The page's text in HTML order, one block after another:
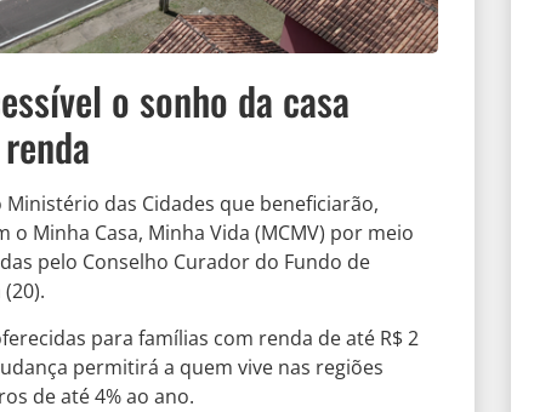
o sonho da casa
das Cidades que beneficiarão,
Minha Casa, Minha Vida (MCMV) por meio
pelo Conselho Curador do Fundo de
para famílias com renda de até R$ 2
permitirá a quem vive nas regiões
de até 4% ao ano.